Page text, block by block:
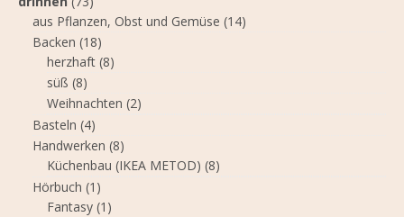
aus Pflanzen, Obst und Gemüse (14)
Backen (18)
herzhaft (8)
süß (8)
Weihnachten (2)
Basteln (4)
Handwerken (8)
Küchenbau (IKEA METOD) (8)
Hörbuch (1)
Fantasy (1)